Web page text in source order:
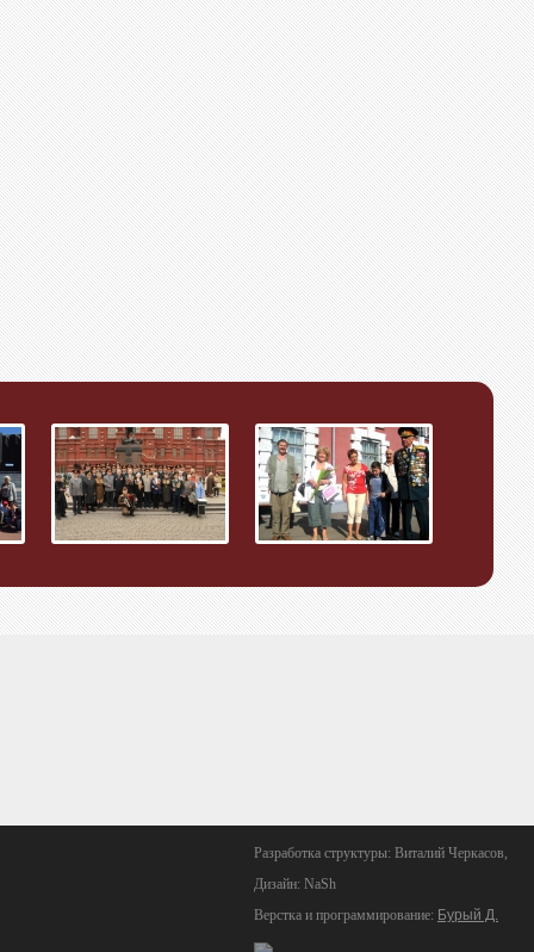
Разработка структуры: Виталий Черкасов,
Дизайн: NaSh
Верстка и программирование: Бурый Д.